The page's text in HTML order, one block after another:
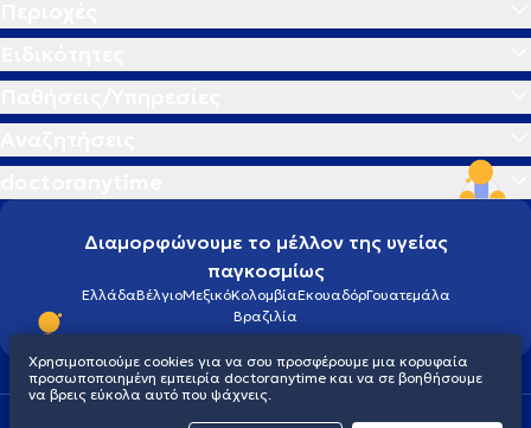
Διαμορφώνουμε το μέλλον της υγείας
παγκοσμίως
ΕλλάδαΒέλγιοΜεξικόΚολομβίαΕκουαδόρΓουατεμάλα
Βραζιλία
Πολιτική προστασίας προσωπικού απορρήτου
Χρησιμοποιούμε cookies για να σου προσφέρουμε μια κορυφαία
προσωποποιημένη εμπειρία doctoranytime και να σε βοηθήσουμε
να βρεις εύκολα αυτό που ψάχνεις.